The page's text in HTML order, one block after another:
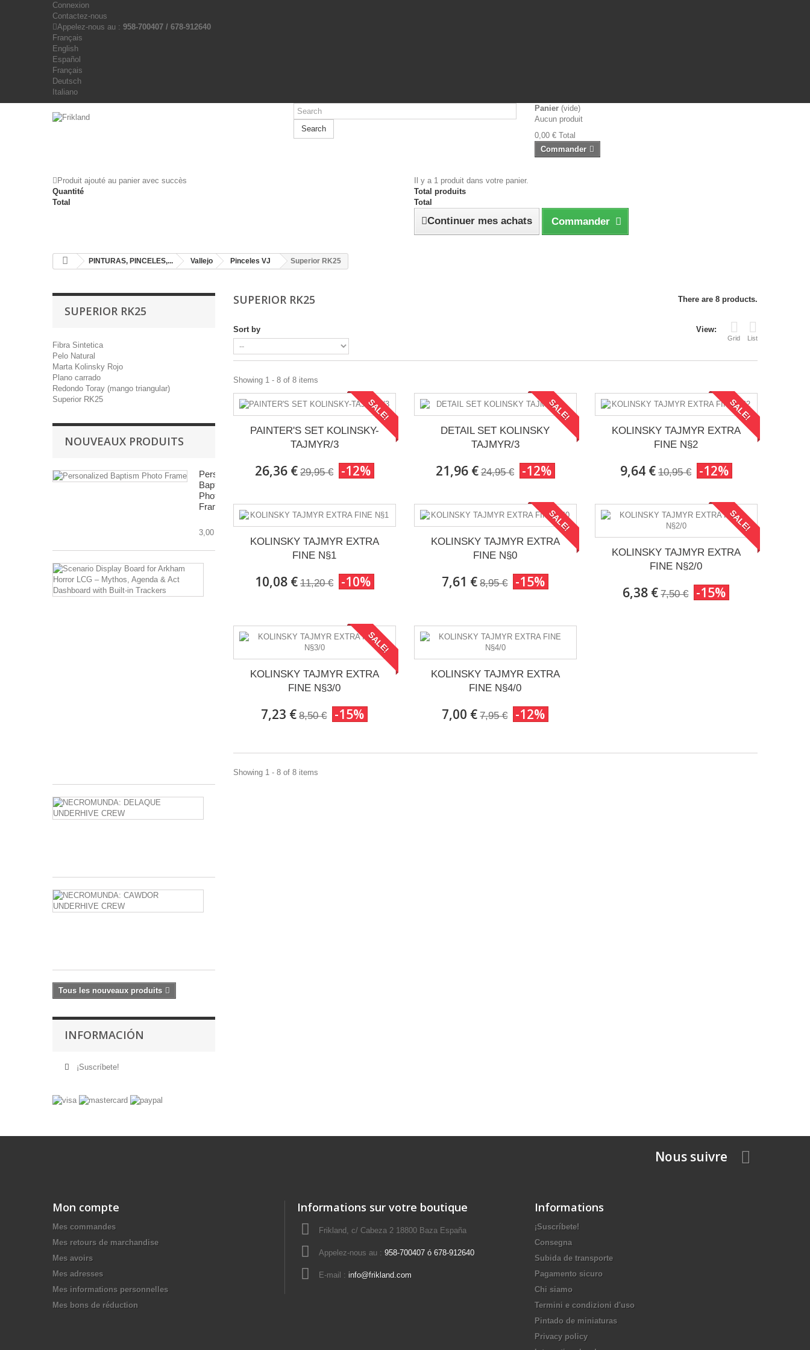
Connexion
Contactez-nous
Appelez-nous au : 958-700407 / 678-912640
Français
English
Español
Français
Deutsch
Italiano
Search
Panier (vide)
Aucun produit
0,00 € Total
Commander
Produit ajouté au panier avec succès
Quantité
Total
Il y a 1 produit dans votre panier.
Total produits
Total
Continuer mes achats Commander
PINTURAS, PINCELES,... Vallejo Pinceles VJ Superior RK25
SUPERIOR RK25
Fibra Sintetica
Pelo Natural
Marta Kolinsky Rojo
Plano carrado
Redondo Toray (mango triangular)
Superior RK25
NOUVEAUX PRODUITS
Personalized
Baptism
Photo
Frame
3,00 €
Tous les nouveaux produits
INFORMACIÓN
¡Suscríbete!
SUPERIOR RK25 There are 8 products.
View:
Grid List
Sort by
Showing 1 - 8 of 8 items
SALE!
PAINTER'S SET KOLINSKY-
TAJMYR/3
26,36 € 29,95 € -12%
SALE!
DETAIL SET KOLINSKY
TAJMYR/3
21,96 € 24,95 € -12%
SALE!
KOLINSKY TAJMYR EXTRA
FINE N§2
9,64 € 10,95 € -12%
KOLINSKY TAJMYR EXTRA
FINE N§1
10,08 € 11,20 € -10%
SALE!
KOLINSKY TAJMYR EXTRA
FINE N§0
7,61 € 8,95 € -15%
SALE!
KOLINSKY TAJMYR EXTRA
FINE N§2/0
6,38 € 7,50 € -15%
SALE!
KOLINSKY TAJMYR EXTRA
FINE N§3/0
7,23 € 8,50 € -15%
KOLINSKY TAJMYR EXTRA
FINE N§4/0
7,00 € 7,95 € -12%
Showing 1 - 8 of 8 items
Nous suivre
Mon compte
Mes commandes
Mes retours de marchandise
Mes avoirs
Mes adresses
Mes informations personnelles
Mes bons de réduction
Informations sur votre boutique
Frikland, c/ Cabeza 2 18800 Baza España
Appelez-nous au : 958-700407 ó 678-912640
E-mail : info@frikland.com
Informations
¡Suscríbete!
Consegna
Subida de transporte
Pagamento sicuro
Chi siamo
Termini e condizioni d'uso
Pintado de miniaturas
Privacy policy